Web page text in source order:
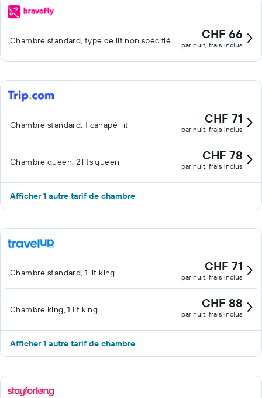
Chambre standard, type de lit non spécifié CHF 66
par nuit, frais inclus
Chambre standard, 1 canapé-lit CHF 71
par nuit, frais inclus
Chambre queen, 2 lits queen CHF 78
par nuit, frais inclus
Afficher 1 autre tarif de chambre
Chambre standard, 1 lit king CHF 71
par nuit, frais inclus
Chambre king, 1 lit king CHF 88
par nuit, frais inclus
Afficher 1 autre tarif de chambre